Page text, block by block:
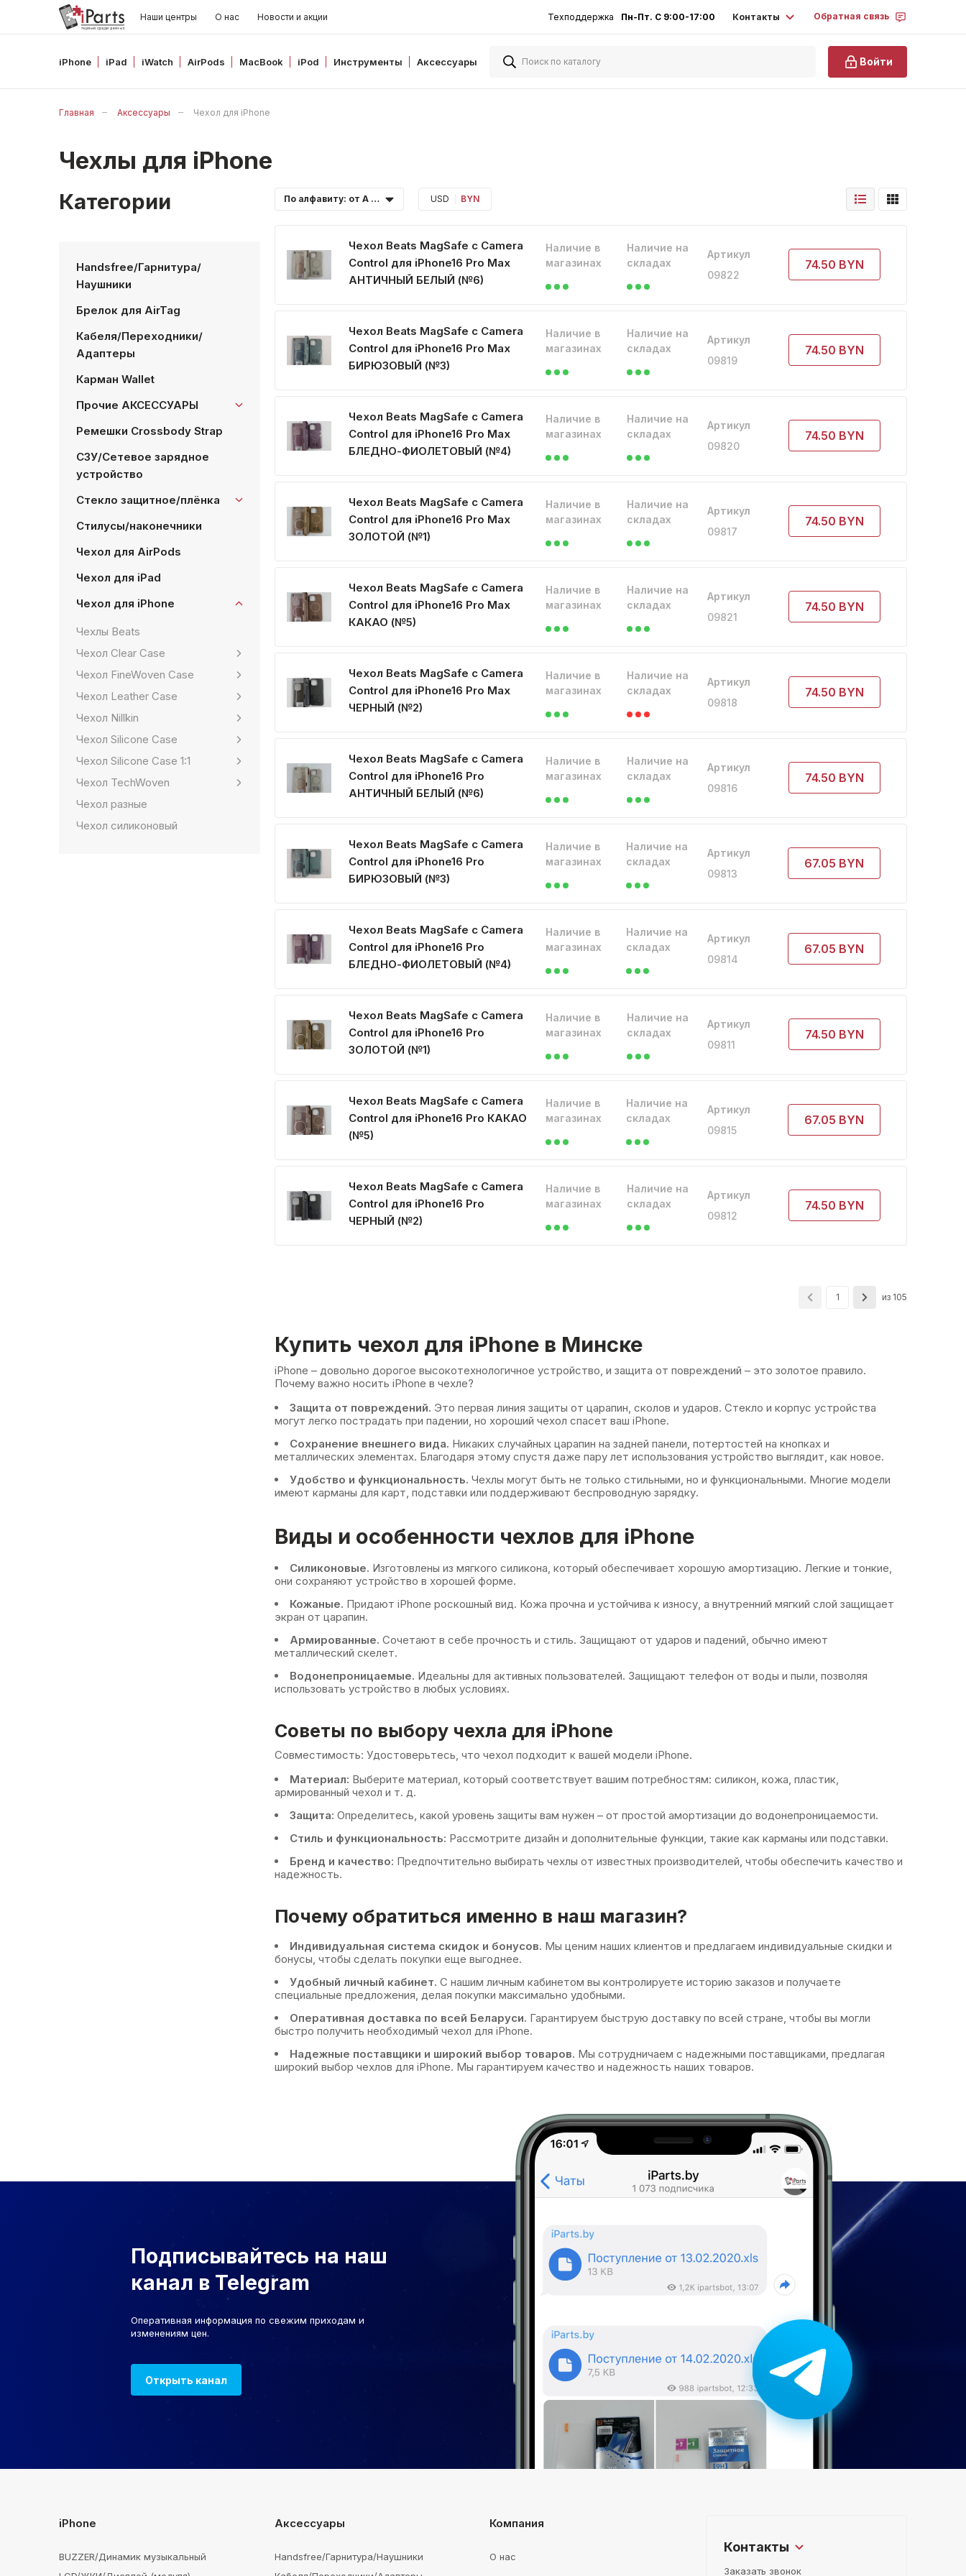
Наши центры О нас Новости и акции Техподдержка Пн-Пт. С 9:00-17:00 Контакты Обратная связь
iPhone iPad iWatch AirPods MacBook iPod Инструменты Аксессуары Войти
Главная Аксессуары Чехол для iPhone
Чехлы для iPhone
Категории
Handsfree/Гарнитура/
Наушники
Брелок для AirTag
Кабеля/Переходники/
Адаптеры
Карман Wallet
Прочие АКСЕССУАРЫ
Ремешки Crossbody Strap
СЗУ/Сетевое зарядное
устройство
Стекло защитное/плёнка
Стилусы/наконечники
Чехол для AirPods
Чехол для iPad
Чехол для iPhone
Чехлы Beats
Чехол Clear Case
Чехол FineWoven Case
Чехол Leather Case
Чехол Nillkin
Чехол Silicone Case
Чехол Silicone Case 1:1
Чехол TechWoven
Чехол разные
Чехол силиконовый
По алфавиту: от А до Я USD BYN
Чехол Beats MagSafe с Camera
Control для iPhone16 Pro Max
АНТИЧНЫЙ БЕЛЫЙ (№6)
Наличие в
магазинах
Наличие на
складах
Артикул
09822
74.50 BYN
Чехол Beats MagSafe с Camera
Control для iPhone16 Pro Max
БИРЮЗОВЫЙ (№3)
Наличие в
магазинах
Наличие на
складах
Артикул
09819
74.50 BYN
Чехол Beats MagSafe с Camera
Control для iPhone16 Pro Max
БЛЕДНО-ФИОЛЕТОВЫЙ (№4)
Наличие в
магазинах
Наличие на
складах
Артикул
09820
74.50 BYN
Чехол Beats MagSafe с Camera
Control для iPhone16 Pro Max
ЗОЛОТОЙ (№1)
Наличие в
магазинах
Наличие на
складах
Артикул
09817
74.50 BYN
Чехол Beats MagSafe с Camera
Control для iPhone16 Pro Max
КАКАО (№5)
Наличие в
магазинах
Наличие на
складах
Артикул
09821
74.50 BYN
Чехол Beats MagSafe с Camera
Control для iPhone16 Pro Max
ЧЕРНЫЙ (№2)
Наличие в
магазинах
Наличие на
складах
Артикул
09818
74.50 BYN
Чехол Beats MagSafe с Camera
Control для iPhone16 Pro
АНТИЧНЫЙ БЕЛЫЙ (№6)
Наличие в
магазинах
Наличие на
складах
Артикул
09816
74.50 BYN
Чехол Beats MagSafe с Camera
Control для iPhone16 Pro
БИРЮЗОВЫЙ (№3)
Наличие в
магазинах
Наличие на
складах
Артикул
09813
67.05 BYN
Чехол Beats MagSafe с Camera
Control для iPhone16 Pro
БЛЕДНО-ФИОЛЕТОВЫЙ (№4)
Наличие в
магазинах
Наличие на
складах
Артикул
09814
67.05 BYN
Чехол Beats MagSafe с Camera
Control для iPhone16 Pro
ЗОЛОТОЙ (№1)
Наличие в
магазинах
Наличие на
складах
Артикул
09811
74.50 BYN
Чехол Beats MagSafe с Camera
Control для iPhone16 Pro КАКАО
(№5)
Наличие в
магазинах
Наличие на
складах
Артикул
09815
67.05 BYN
Чехол Beats MagSafe с Camera
Control для iPhone16 Pro
ЧЕРНЫЙ (№2)
Наличие в
магазинах
Наличие на
складах
Артикул
09812
74.50 BYN
1 из 105
Купить чехол для iPhone в Минске
iPhone – довольно дорогое высокотехнологичное устройство, и защита от повреждений – это золотое правило.
Почему важно носить iPhone в чехле?
Защита от повреждений. Это первая линия защиты от царапин, сколов и ударов. Стекло и корпус устройства
могут легко пострадать при падении, но хороший чехол спасет ваш iPhone.
Сохранение внешнего вида. Никаких случайных царапин на задней панели, потертостей на кнопках и
металлических элементах. Благодаря этому спустя даже пару лет использования устройство выглядит, как новое.
Удобство и функциональность. Чехлы могут быть не только стильными, но и функциональными. Многие модели
имеют карманы для карт, подставки или поддерживают беспроводную зарядку.
Виды и особенности чехлов для iPhone
Силиконовые. Изготовлены из мягкого силикона, который обеспечивает хорошую амортизацию. Легкие и тонкие,
они сохраняют устройство в хорошей форме.
Кожаные. Придают iPhone роскошный вид. Кожа прочна и устойчива к износу, а внутренний мягкий слой защищает
экран от царапин.
Армированные. Сочетают в себе прочность и стиль. Защищают от ударов и падений, обычно имеют
металлический скелет.
Водонепроницаемые. Идеальны для активных пользователей. Защищают телефон от воды и пыли, позволяя
использовать устройство в любых условиях.
Советы по выбору чехла для iPhone
Совместимость: Удостоверьтесь, что чехол подходит к вашей модели iPhone.
Материал: Выберите материал, который соответствует вашим потребностям: силикон, кожа, пластик,
армированный чехол и т. д.
Защита: Определитесь, какой уровень защиты вам нужен – от простой амортизации до водонепроницаемости.
Стиль и функциональность: Рассмотрите дизайн и дополнительные функции, такие как карманы или подставки.
Бренд и качество: Предпочтительно выбирать чехлы от известных производителей, чтобы обеспечить качество и
надежность.
Почему обратиться именно в наш магазин?
Индивидуальная система скидок и бонусов. Мы ценим наших клиентов и предлагаем индивидуальные скидки и
бонусы, чтобы сделать покупки еще выгоднее.
Удобный личный кабинет. С нашим личным кабинетом вы контролируете историю заказов и получаете
специальные предложения, делая покупки максимально удобными.
Оперативная доставка по всей Беларуси. Гарантируем быструю доставку по всей стране, чтобы вы могли
быстро получить необходимый чехол для iPhone.
Надежные поставщики и широкий выбор товаров. Мы сотрудничаем с надежными поставщиками, предлагая
широкий выбор чехлов для iPhone. Мы гарантируем качество и надежность наших товаров.
Подписывайтесь на наш
канал в Telegram
Оперативная информация по свежим приходам и
изменениям цен.
Открыть канал
iPhone
BUZZER/Динамик музыкальный
Аксессуары
Handsfree/Гарнитура/Наушники
Компания
О нас
Контакты
Заказать звонок